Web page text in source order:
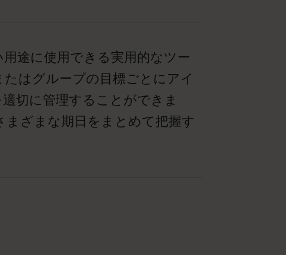
途に使用できる実用的なツー
はグループの目標ごとにアイ
切に管理することができま
ざまな期日をまとめて把握す